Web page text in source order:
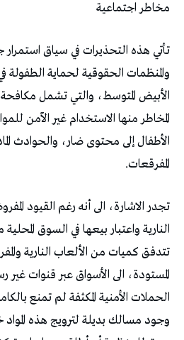
مخاطر اجتماعية
تأتي هذه التحذيرات في سياق استمرار
والمنظمات الحقوقية لحماية
الأبيض المتوسط، والتي تشمل
المخاطر منها الاستخدام غير الآمن
الأطفال إلى محتوى ضار، والحوادث
المفرقعات.
تجدر الاشارة، الى أنه رغم القيود
النارية واعتبار بيعها في السوق
تتدفق كميات من الألعاب النارية
المستودة، الى الأسواق عبر قنوات غير
الحملات الأمنية المكثفة لم تمنع
وجود مسالك بديلة لترويج هذه المواد